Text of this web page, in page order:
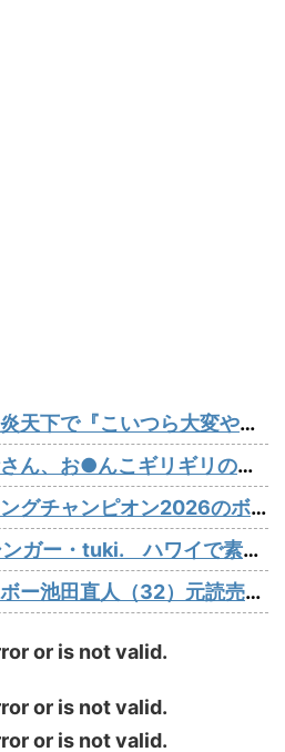
やなぁ』というのが高校野球の良さ。暑さ対策はいらない」
お●んこギリギリの水着着ててワロタ
ンピオン2026のボーイッシュお胸www
素顔以外ほぼ全部出し 「隠しきれない美貌」とSNSざわつく
人（32）元読売テレビ・佐藤佳奈アナが結婚
or is not valid.
or is not valid.
or is not valid.